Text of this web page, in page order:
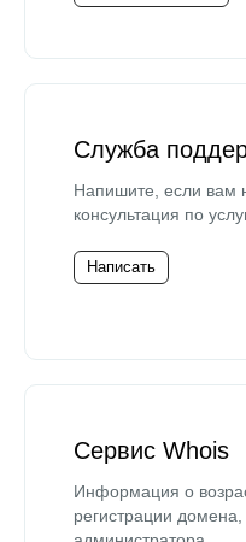
Служба
Напишите, если вам
консультация по
Написать
Сервис Whois
Информация о
регистрации домена,